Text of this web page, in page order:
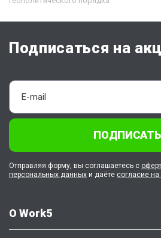
О Work5
Подписаться на
Отправляя форму, вы соглашаетесь с
персональных данных и даёте согласие